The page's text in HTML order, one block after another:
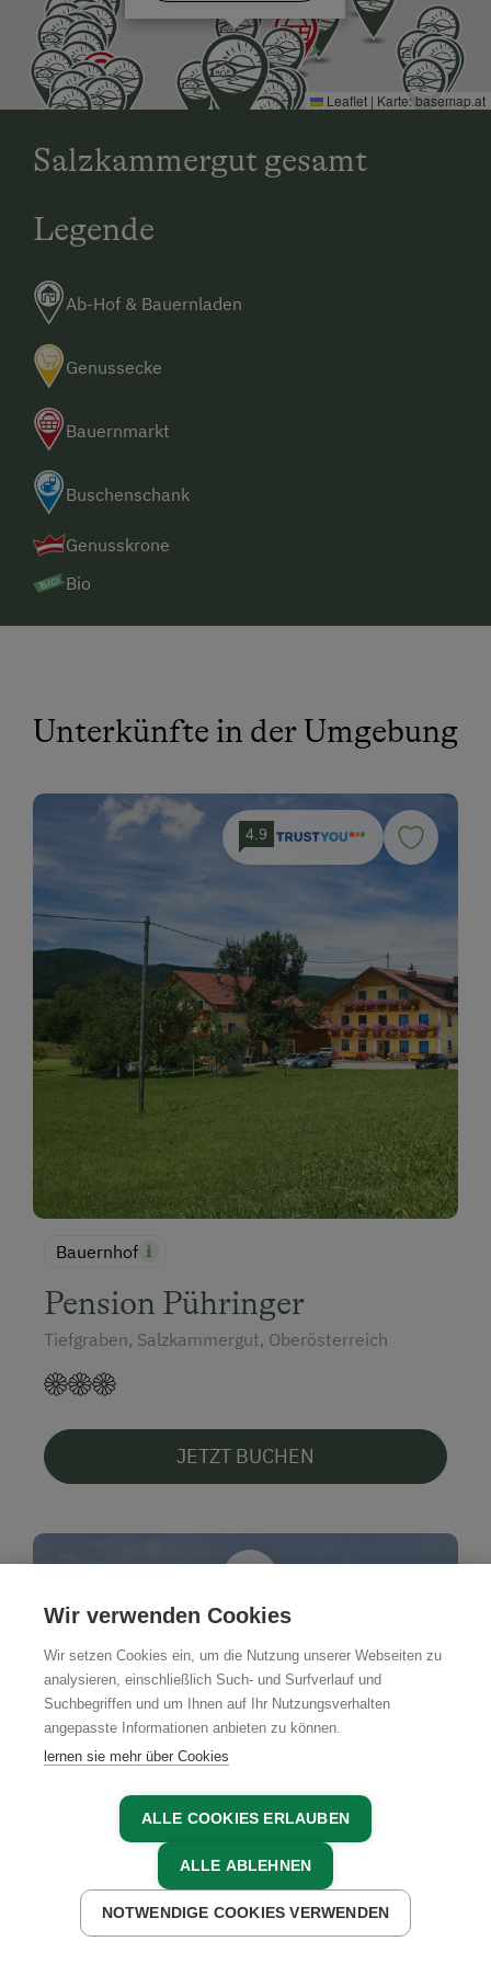
Leaflet | Karte:basemap.at
Salzkammergut gesamt
Legende
Ab-Hof & Bauernladen
Genussecke
Bauernmarkt
Buschenschank
Genusskrone
Bio
Unterkünfte in der Umgebung
4.9
Bauernhof
Pension Pühringer
Tiefgraben, Salzkammergut, Oberösterreich
JETZT BUCHEN
JETZT ANFRAGEN JETZT BUCHEN
Wir verwenden Cookies
Wir setzen Cookies ein, um die Nutzung unserer Webseiten zu
analysieren, einschließlich Such- und Surfverlauf und
Suchbegriffen und um Ihnen auf Ihr Nutzungsverhalten
angepasste Informationen anbieten zu können.
lernen sie mehr über Cookies
ALLE COOKIES ERLAUBEN
ALLE ABLEHNEN
NOTWENDIGE COOKIES VERWENDEN